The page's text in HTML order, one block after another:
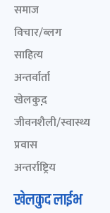
समाज
विचार/ब्लग
साहित्य
अन्तर्वार्ता
खेलकुद़़
जीवनशैली/स्वास्थ्य
प्रवास
अन्तर्राष्ट्रिय
खेलकुद लाईभ